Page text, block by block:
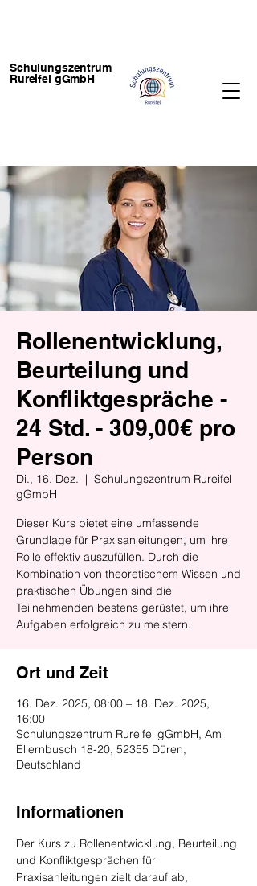
Schulungszentrum
Rureifel gGmbH
Rollenentwicklung,
Beurteilung und
Konfliktgespräche -
24 Std. - 309,00€ pro
Person
Di., 16. Dez.
  |
Schulungszentrum Rureifel
gGmbH
Dieser Kurs bietet eine umfassende
Grundlage für Praxisanleitungen, um ihre
Rolle effektiv auszufüllen. Durch die
Kombination von theoretischem Wissen und
praktischen Übungen sind die
Teilnehmenden bestens gerüstet, um ihre
Aufgaben erfolgreich zu meistern.
Ort und Zeit
16. Dez. 2025, 08:00 – 18. Dez. 2025,
16:00
Schulungszentrum Rureifel gGmbH, Am
Ellernbusch 18-20, 52355 Düren,
Deutschland
Informationen
Der Kurs zu Rollenentwicklung, Beurteilung
und Konfliktgesprächen für
Praxisanleitungen zielt darauf ab,